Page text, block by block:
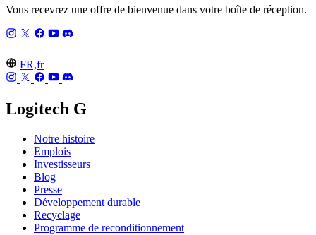
Vous recevrez une offre de bienvenue dans votre boîte de réception.
FR,fr
Logitech G
Notre histoire
Emplois
Investisseurs
Blog
Presse
Développement durable
Recyclage
Programme de reconditionnement